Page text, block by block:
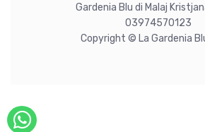
Gardenia Blu di Malaj
03974570123
Copyright © La Gardenia